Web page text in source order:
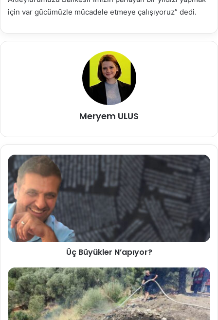
için var gücümüzle mücadele etmeye çalışıyoruz” dedi.
Meryem ULUS
Üç Büyükler N’apıyor?